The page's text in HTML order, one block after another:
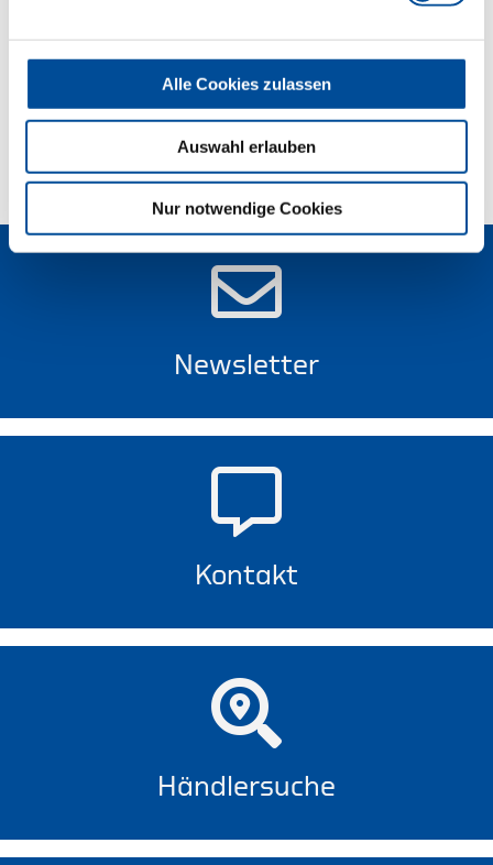
Alle Cookies zulassen
Auswahl erlauben
Nur notwendige Cookies
Technische Eigenschaften
Newsletter
Kontakt
Händlersuche